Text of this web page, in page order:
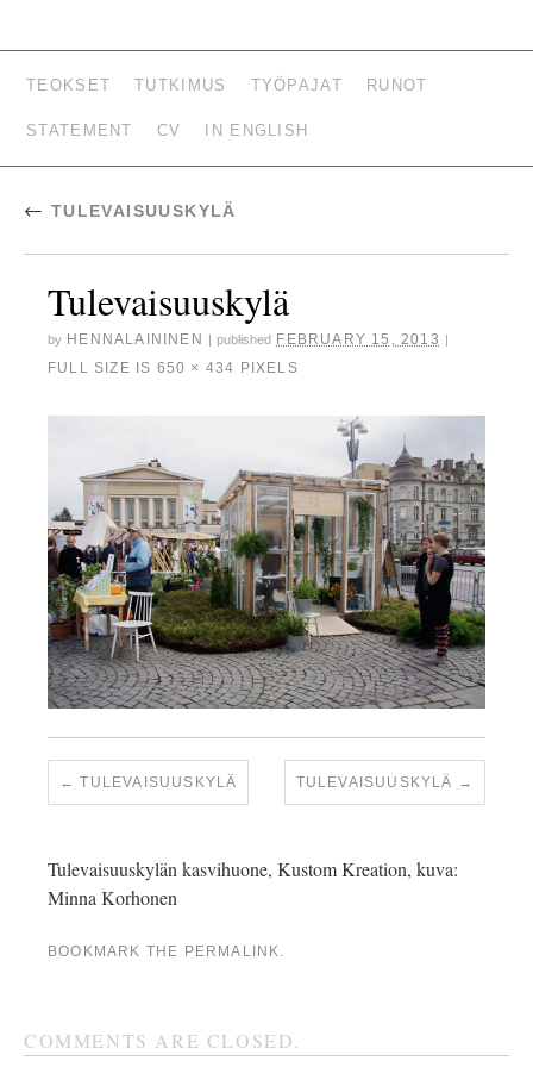
HENNA LAININEN –
KUVATAITEILIJA,
TUTKIJA, LUOVAN
KIRJOITTAMISEN
OPETTAJA
TEOKSET TUTKIMUS TYÖPAJAT RUNOT
STATEMENT CV IN ENGLISH
← TULEVAISUUSKYLÄ
Tulevaisuuskylä
by HENNALAININEN | published FEBRUARY 15, 2013 |
FULL SIZE IS 650 × 434 PIXELS
TULEVAISUUSKYLÄ TULEVAISUUSKYLÄ
Tulevaisuuskylän kasvihuone, Kustom Kreation, kuva:
Minna Korhonen
BOOKMARK THE PERMALINK
COMMENTS ARE CLOSED.